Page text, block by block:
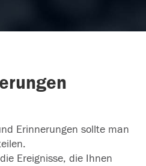
Erinnerungen sollte man
Ereignisse, die Ihnen